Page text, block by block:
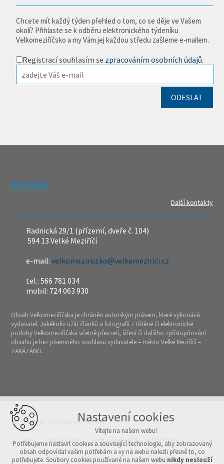
Chcete mít každý týden přehled o tom, co se děje ve Vašem
okolí? Přihlaste se k odběru elektronického týdeníku
Velkomeziříčsko a my Vám jej každou středu zašleme e-mailem.
Registrací souhlasím se zpracováním osobních údajů.
REDAKCE
Další kontakty
Radnická 29/1 (přízemí, dveře č. 104)
594 13 Velké Meziříčí
e-mail:velkomeziricsko@velkemezirici.cz
tel.: 566 781 034
mobil: 724 063 930
Obsah Velkomeziříčska je chráněn autorským právem, které vykonává
vydavatel. Jakékoliv užití článků a fotografií z tištěné či elektronické
podoby Velkomeziříčska včetně převzetí, šíření či dalšího zpřístupňování
obsahu je bez písemného souhlasu vydavatele – město Velké Meziříčí –
ZAKÁZÁNO.
© Copyright 2026 Velkomeziříčsko
Úvod Mapa webu Archiv čísel v PDF Přihlášení
Vytvořeno v xart.cz
Nastavení cookies
Vítejte na našem webu!
Potřebujeme nastavit cookies a související technologie, aby zobrazovaný
obsah odpovídal vašim potřebám a vy na webu nalezli přesně to, co
potřebujete. Soubory cookies používané na našem webu nikdy neslouží